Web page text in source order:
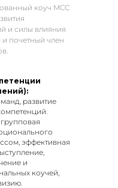
коуч MCC
и силы влияния
и почетный член
развитие
эффективная
и
коучей,